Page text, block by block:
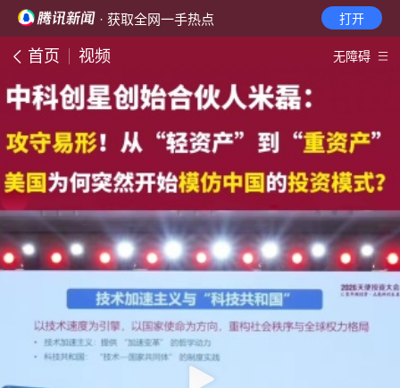
· 获取全网一手热点 打开
首页 视频 无障碍